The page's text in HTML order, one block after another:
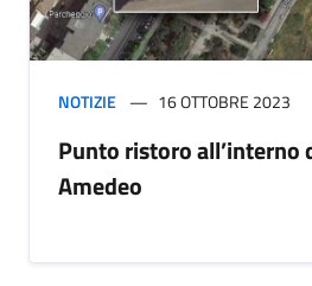
NOTIZIE 16 OTTOBRE 2023
Punto ristoro all’interno
Amedeo